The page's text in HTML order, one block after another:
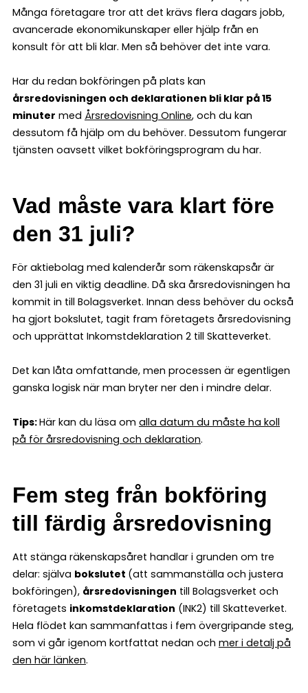
Många företagare tror att det krävs flera dagars jobb,
avancerade ekonomikunskaper eller hjälp från en
konsult för att bli klar. Men så behöver det inte vara.
Har du redan bokföringen på plats kan
årsredovisningen och deklarationen bli klar på 15
minuter med Årsredovisning Online, och du kan
dessutom få hjälp om du behöver. Dessutom fungerar
tjänsten oavsett vilket bokföringsprogram du har.
Vad måste vara klart före
den 31 juli?
För aktiebolag med kalenderår som räkenskapsår är
den 31 juli en viktig deadline. Då ska årsredovisningen ha
kommit in till Bolagsverket. Innan dess behöver du också
ha gjort bokslutet, tagit fram företagets årsredovisning
och upprättat Inkomstdeklaration 2 till Skatteverket.
Det kan låta omfattande, men processen är egentligen
ganska logisk när man bryter ner den i mindre delar.
Tips:Här kan du läsa om alla datum du måste ha koll
på för årsredovisning och deklaration.
Fem steg från bokföring
till färdig årsredovisning
Att stänga räkenskapsåret handlar i grunden om tre
delar: själva bokslutet (att sammanställa och justera
bokföringen), årsredovisningen till Bolagsverket och
företagets inkomstdeklaration (INK2) till Skatteverket.
Hela flödet kan sammanfattas i fem övergripande steg,
som vi går igenom kortfattat nedan och mer i detalj på
den här länken.